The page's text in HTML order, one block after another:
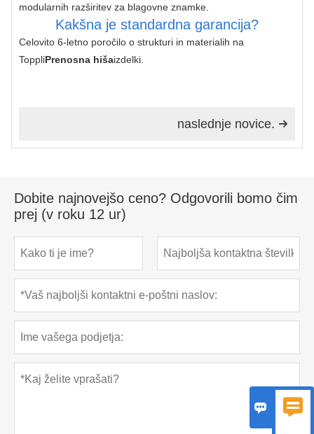
modularnih razširitev za blagovne znamke.
Kakšna je standardna garancija?
Celovito 6-letno poročilo o strukturi in materialih na
ToppliPrenosna hišaizdelki.

naslednje novice.
Dobite najnovejšo ceno? Odgovorili bomo čim
prej (v roku 12 ur)
 